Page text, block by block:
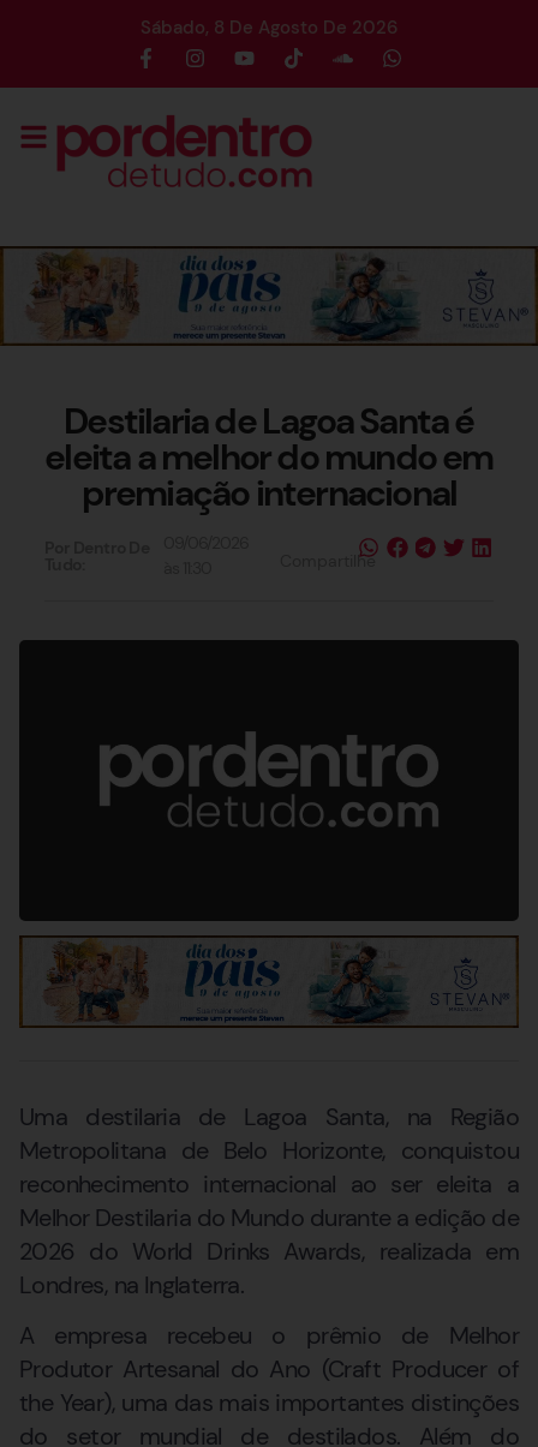
Sábado, 8 De Agosto De 2026
Destilaria de Lagoa Santa é
eleita a melhor do mundo em
premiação internacional
Compartilhe
Uma destilaria de Lagoa Santa, na Região
Metropolitana de Belo Horizonte, conquistou
reconhecimento internacional ao ser eleita a
Melhor Destilaria do Mundo durante a edição de
2026 do World Drinks Awards, realizada em
Londres, na Inglaterra.
A empresa recebeu o prêmio de Melhor
Produtor Artesanal do Ano (Craft Producer of
the Year), uma das mais importantes distinções
do setor mundial de destilados. Além do